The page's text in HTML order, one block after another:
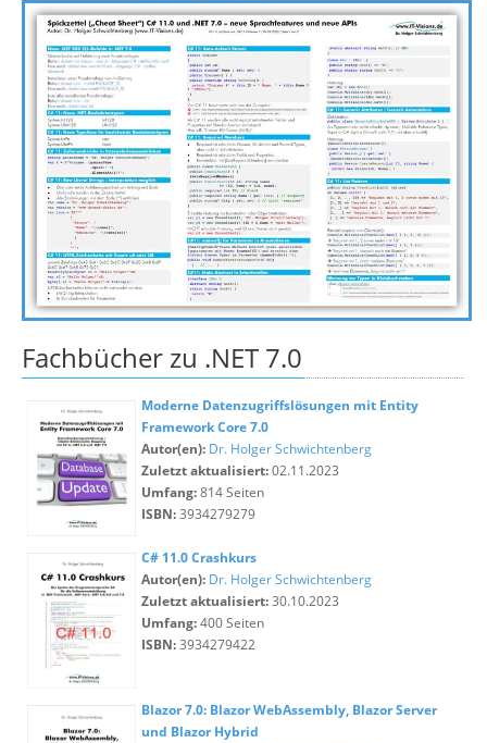
Fachbücher zu .NET 7.0
Moderne Datenzugriffslösungen mit Entity
Framework Core 7.0
Autor(en): Dr. Holger Schwichtenberg
Zuletzt aktualisiert:02.11.2023
Umfang:814 Seiten
ISBN:3934279279
C# 11.0 Crashkurs
Autor(en): Dr. Holger Schwichtenberg
Zuletzt aktualisiert:30.10.2023
Umfang:400 Seiten
ISBN:3934279422
Blazor 7.0: Blazor WebAssembly, Blazor Server
und Blazor Hybrid